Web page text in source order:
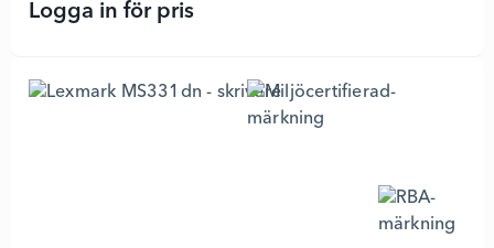
Logga in för prisMS431dn - skrivare - 6298837 -